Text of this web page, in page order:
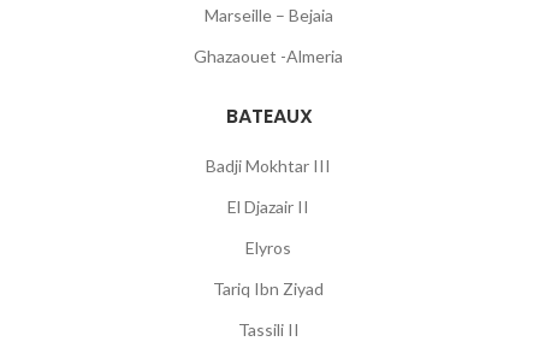
Marseille – Bejaia
Ghazaouet -Almeria
BATEAUX
Badji Mokhtar III
El Djazair II
Elyros
Tariq Ibn Ziyad
Tassili II